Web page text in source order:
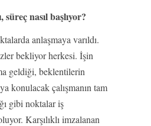
süreç nasıl başlıyor?
anlaşmaya varıldı.
bekliyor herkesi. İşin
geldiği, beklentilerin
konulacak çalışmanın tam
gibi noktalar iş
Karşılıklı imzalanan